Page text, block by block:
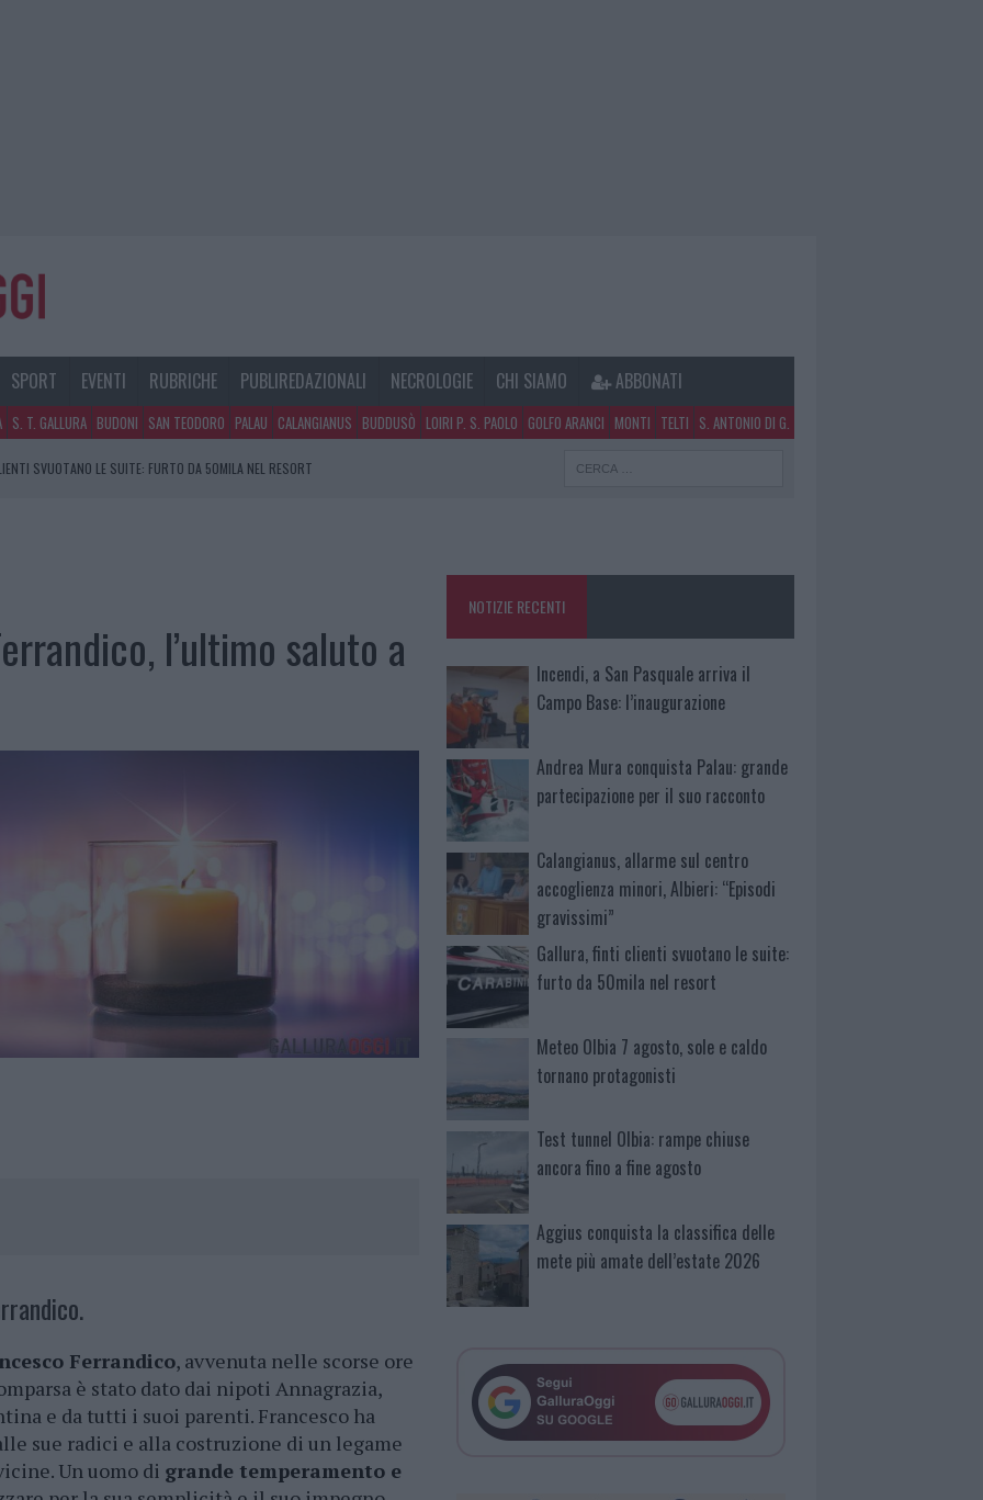
SPORT EVENTI RUBRICHE PUBLIREDAZIONALI NECROLOGIE CHI SIAMO ABBONATI
S. T. GALLURA BUDONI SAN TEODORO PALAU CALANGIANUS BUDDUSÒ LOIRI P. S. PAOLO GOLFO ARANCI MONTI TELTI S. ANTONIO DI G.
SVUOTANO LE SUITE: FURTO DA 50MILA NEL RESORT
l’ultimo saluto a
Ferrandico, avvenuta nelle scorse ore
è stato dato dai nipoti Annagrazia,
e da tutti i suoi parenti. Francesco ha
sue radici e alla costruzione di un legame
Un uomo di grande temperamento e
NOTIZIE RECENTI
Incendi, a San Pasquale arriva il
Campo Base: l’inaugurazione
Andrea Mura conquista Palau: grande
partecipazione per il suo racconto
Calangianus, allarme sul centro
accoglienza minori, Albieri: “Episodi
gravissimi”
Gallura, finti clienti svuotano le suite:
furto da 50mila nel resort
Meteo Olbia 7 agosto, sole e caldo
tornano protagonisti
Test tunnel Olbia: rampe chiuse
ancora fino a fine agosto
Aggius conquista la classifica delle
mete più amate dell’estate 2026